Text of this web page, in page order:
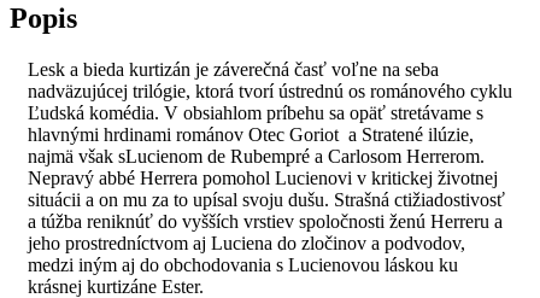
Popis
Lesk a bieda kurtizán je záverečná časť voľne na seba
nadväzujúcej trilógie, ktorá tvorí ústrednú os románového cyklu
Ľudská komédia. V obsiahlom príbehu sa opäť stretávame s
hlavnými hrdinami románov Otec Goriot a Stratené ilúzie,
najmä však sLucienom de Rubempré a Carlosom Herrerom.
Nepravý abbé Herrera pomohol Lucienovi v kritickej životnej
situácii a on mu za to upísal svoju dušu. Strašná ctižiadostivosť
a túžba reniknúť do vyšších vrstiev spoločnosti ženú Herreru a
jeho prostredníctvom aj Luciena do zločinov a podvodov,
medzi iným aj do obchodovania s Lucienovou láskou ku
krásnej kurtizáne Ester.